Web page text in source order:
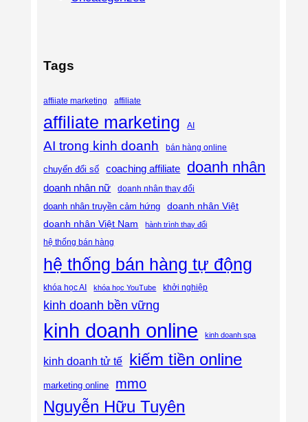
Tags
affiiate marketing affiliate
affiliate marketing AI
AI trong kinh doanh bán hàng online
chuyển đổi số coaching affiliate doanh nhân
doanh nhân nữ doanh nhân thay đổi
doanh nhân truyền cảm hứng
doanh nhân Việt
doanh nhân Việt Nam
hành trình thay đổi
hệ thống bán hàng
hệ thống bán hàng tự động
khóa học AI khóa học YouTube khởi nghiệp
kinh doanh bền vững
kinh doanh online kinh doanh spa
kinh doanh tử tế kiếm tiền online
marketing online mmo
Nguyễn Hữu Tuyên